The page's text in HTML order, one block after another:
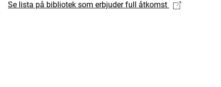
Se lista på bibliotek som erbjuder full åtkomst